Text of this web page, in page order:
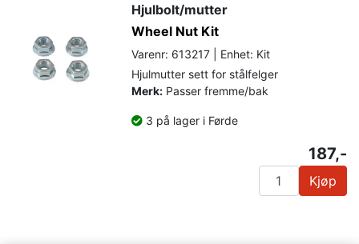
Hjulbolt/mutter
Wheel Nut Kit
Varenr: 613217 | Enhet: Kit
Hjulmutter sett for stålfelger
Merk: Passer fremme/bak
3 på lager i Førde
187,-
Kjøp